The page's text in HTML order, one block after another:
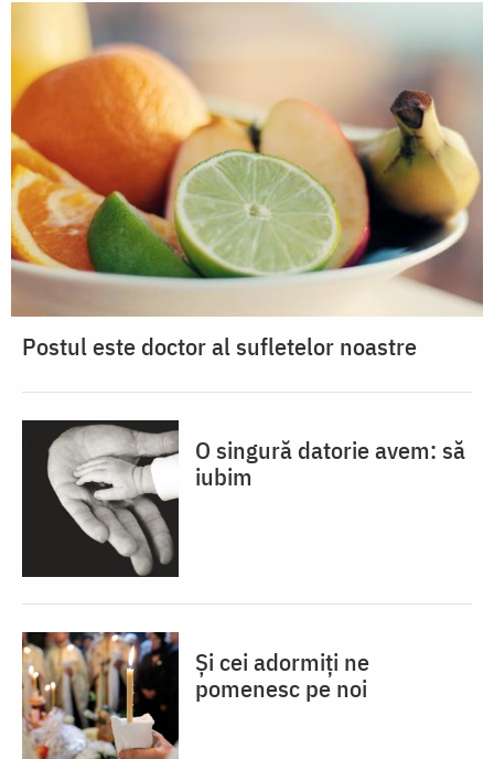
Postul este doctor al sufletelor noastre
O singură datorie avem: să
iubim
Și cei adormiți ne
pomenesc pe noi